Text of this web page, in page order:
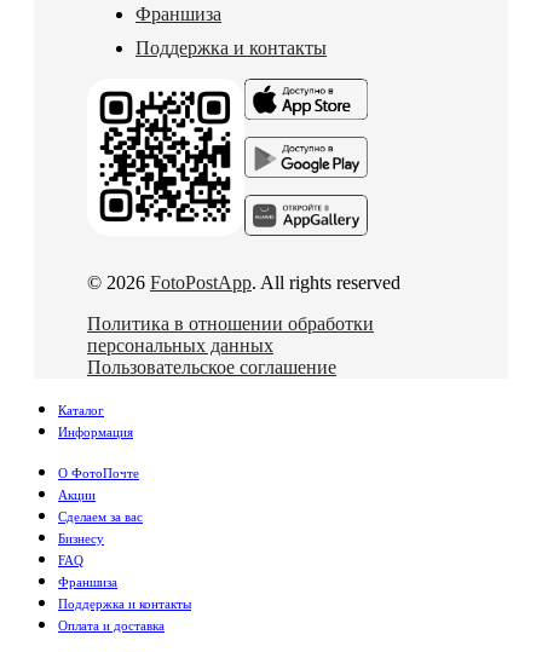
Франшиза
Поддержка и контакты
© 2026 FotoPostApp. All rights reserved
Политика в отношении обработки
персональных данных
Пользовательское соглашение
Каталог
Информация
О ФотоПочте
Акции
Сделаем за вас
Бизнесу
FAQ
Франшиза
Поддержка и контакты
Оплата и доставка